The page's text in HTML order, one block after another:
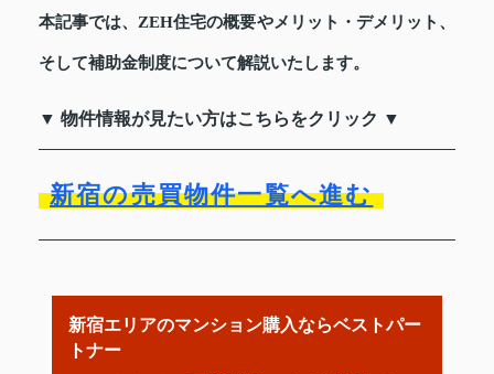
本記事では、ZEH住宅の概要やメリット・デメリット、
そして補助金制度について解説いたします。
▼ 物件情報が見たい方はこちらをクリック ▼
新宿の売買物件一覧へ進む
新宿エリアのマンション購入ならベストパー
トナー